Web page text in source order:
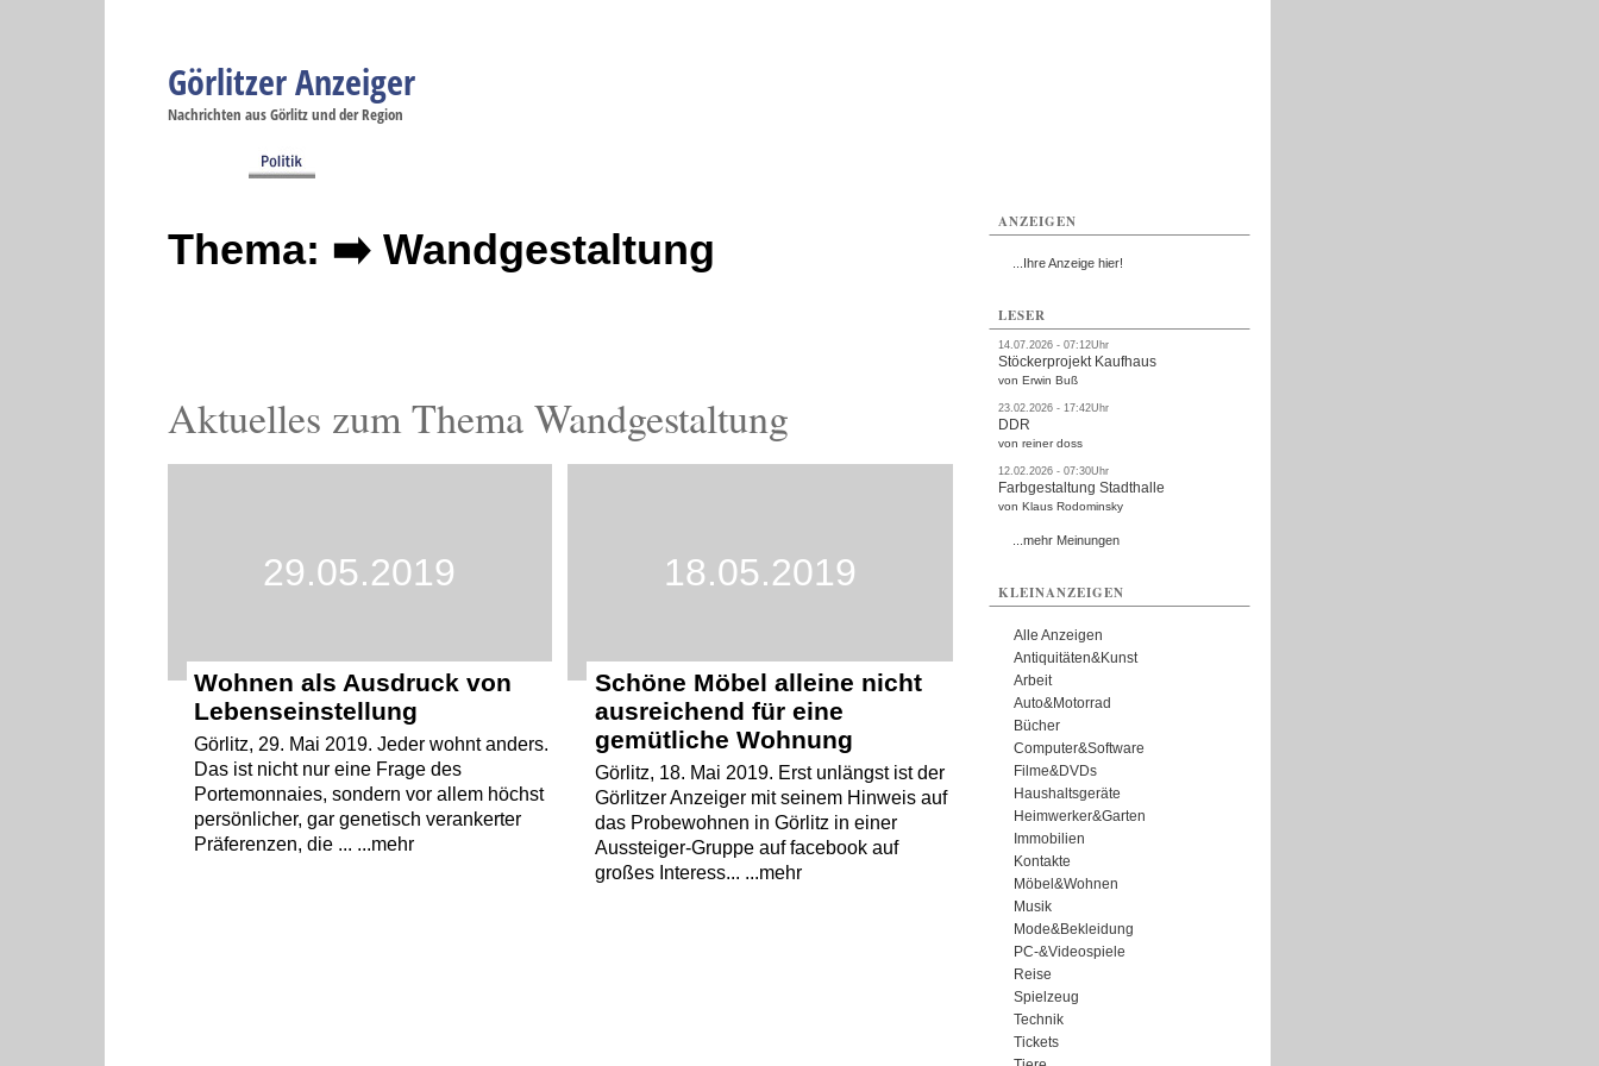
Görlitzer Anzeiger
Nachrichten aus Görlitz und der Region
Thema: ➡️ Wandgestaltung
Aktuelles zum Thema Wandgestaltung
29.05.2019
Wohnen als Ausdruck von
Lebenseinstellung
Görlitz, 29. Mai 2019. Jeder wohnt anders.
Das ist nicht nur eine Frage des
Portemonnaies, sondern vor allem höchst
persönlicher, gar genetisch verankerter
Präferenzen, die ... ...mehr
18.05.2019
Schöne Möbel alleine nicht
ausreichend für eine
gemütliche Wohnung
Görlitz, 18. Mai 2019. Erst unlängst ist der
Görlitzer Anzeiger mit seinem Hinweis auf
das Probewohnen in Görlitz in einer
Aussteiger-Gruppe auf facebook auf
großes Interess... ...mehr
ANZEIGEN
...Ihre Anzeige hier!
LESER
14.07.2026 - 07:12Uhr
Stöckerprojekt Kaufhaus
von Erwin Buß
23.02.2026 - 17:42Uhr
DDR
von reiner doss
12.02.2026 - 07:30Uhr
Farbgestaltung Stadthalle
von Klaus Rodominsky
...mehr Meinungen
KLEINANZEIGEN
Alle Anzeigen
Antiquitäten&Kunst
Arbeit
Auto&Motorrad
Bücher
Computer&Software
Filme&DVDs
Haushaltsgeräte
Heimwerker&Garten
Immobilien
Kontakte
Möbel&Wohnen
Musik
Mode&Bekleidung
PC-&Videospiele
Reise
Spielzeug
Technik
Tickets